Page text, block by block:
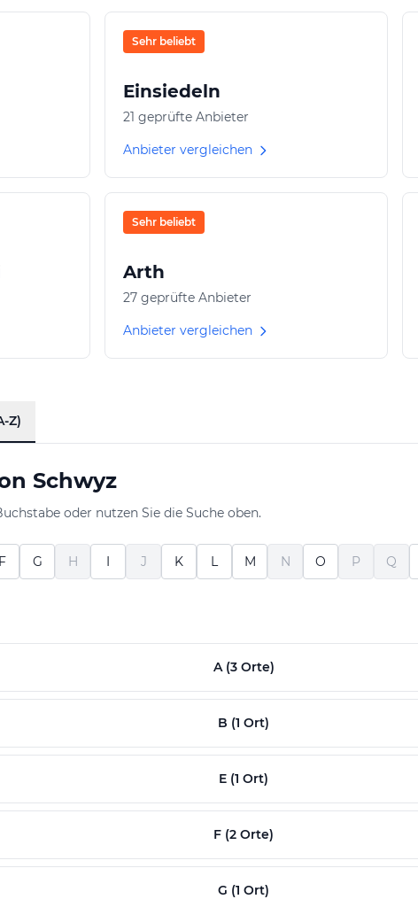
Sehr beliebt
Einsiedeln
21 geprüfte Anbieter
Anbieter vergleichen
Sehr beliebt
Arth
27 geprüfte Anbieter
Anbieter vergleichen
Z)
Schwyz
oder nutzen Sie die Suche oben.
F G H I J K L M N O P Q
A (3 Orte)
B (1 Ort)
E (1 Ort)
F (2 Orte)
G (1 Ort)